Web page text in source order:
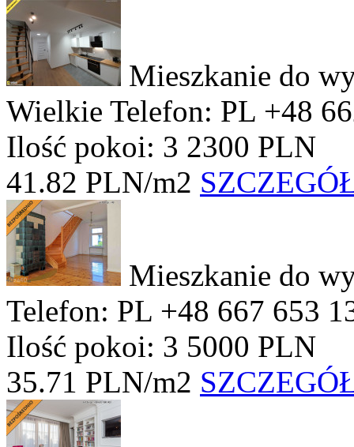
Mieszkanie do
Wielkie Telefon: PL +48
Ilość pokoi: 3 2300 PLN
41.82 PLN/m2
Mieszkanie do
Telefon: PL +48 667 653
Ilość pokoi: 3 5000 PLN
35.71 PLN/m2